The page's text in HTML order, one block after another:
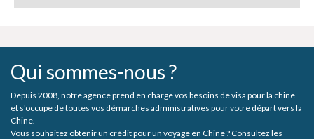
Qui sommes-nous ?
Depuis 2008, notre agence prend en charge vos besoins de visa pour la chine
et s'occupe de toutes vos démarches administratives pour votre départ vers la
Chine.
Vous souhaitez obtenir un crédit pour un voyage en Chine ? Consultez les